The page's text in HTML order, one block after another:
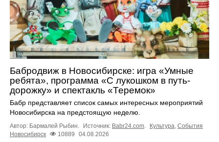
Бабродвиж в Новосибирске: игра «Умные
ребята», программа «С лукошком в путь-
дорожку» и спектакль «Теремок»
Бабр представляет список самых интересных мероприятий
Новосибирска на предстоящую неделю.
Автор: Бармалей Рыбин. Источник: Babr24.com Культура События
Новосибирск
10889 04.08.2026